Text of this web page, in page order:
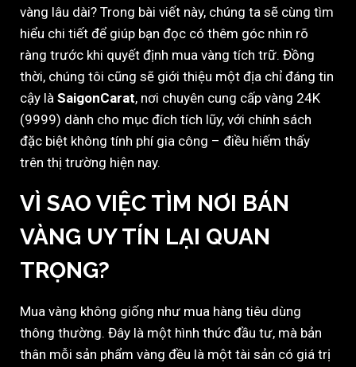
vàng lâu dài? Trong bài viết này, chúng ta sẽ cùng tìm
hiểu chi tiết để giúp bạn đọc có thêm góc nhìn rõ
ràng trước khi quyết định mua vàng tích trữ. Đồng
thời, chúng tôi cũng sẽ giới thiệu một địa chỉ đáng tin
cậy là SaigonCarat, nơi chuyên cung cấp vàng 24K
(9999) dành cho mục đích tích lũy, với chính sách
đặc biệt không tính phí gia công – điều hiếm thấy
trên thị trường hiện nay.
VÌ SAO VIỆC TÌM NƠI BÁN
VÀNG UY TÍN LẠI QUAN
TRỌNG?
Mua vàng không giống như mua hàng tiêu dùng
thông thường. Đây là một hình thức đầu tư, mà bản
thân mỗi sản phẩm vàng đều là một tài sản có giá trị